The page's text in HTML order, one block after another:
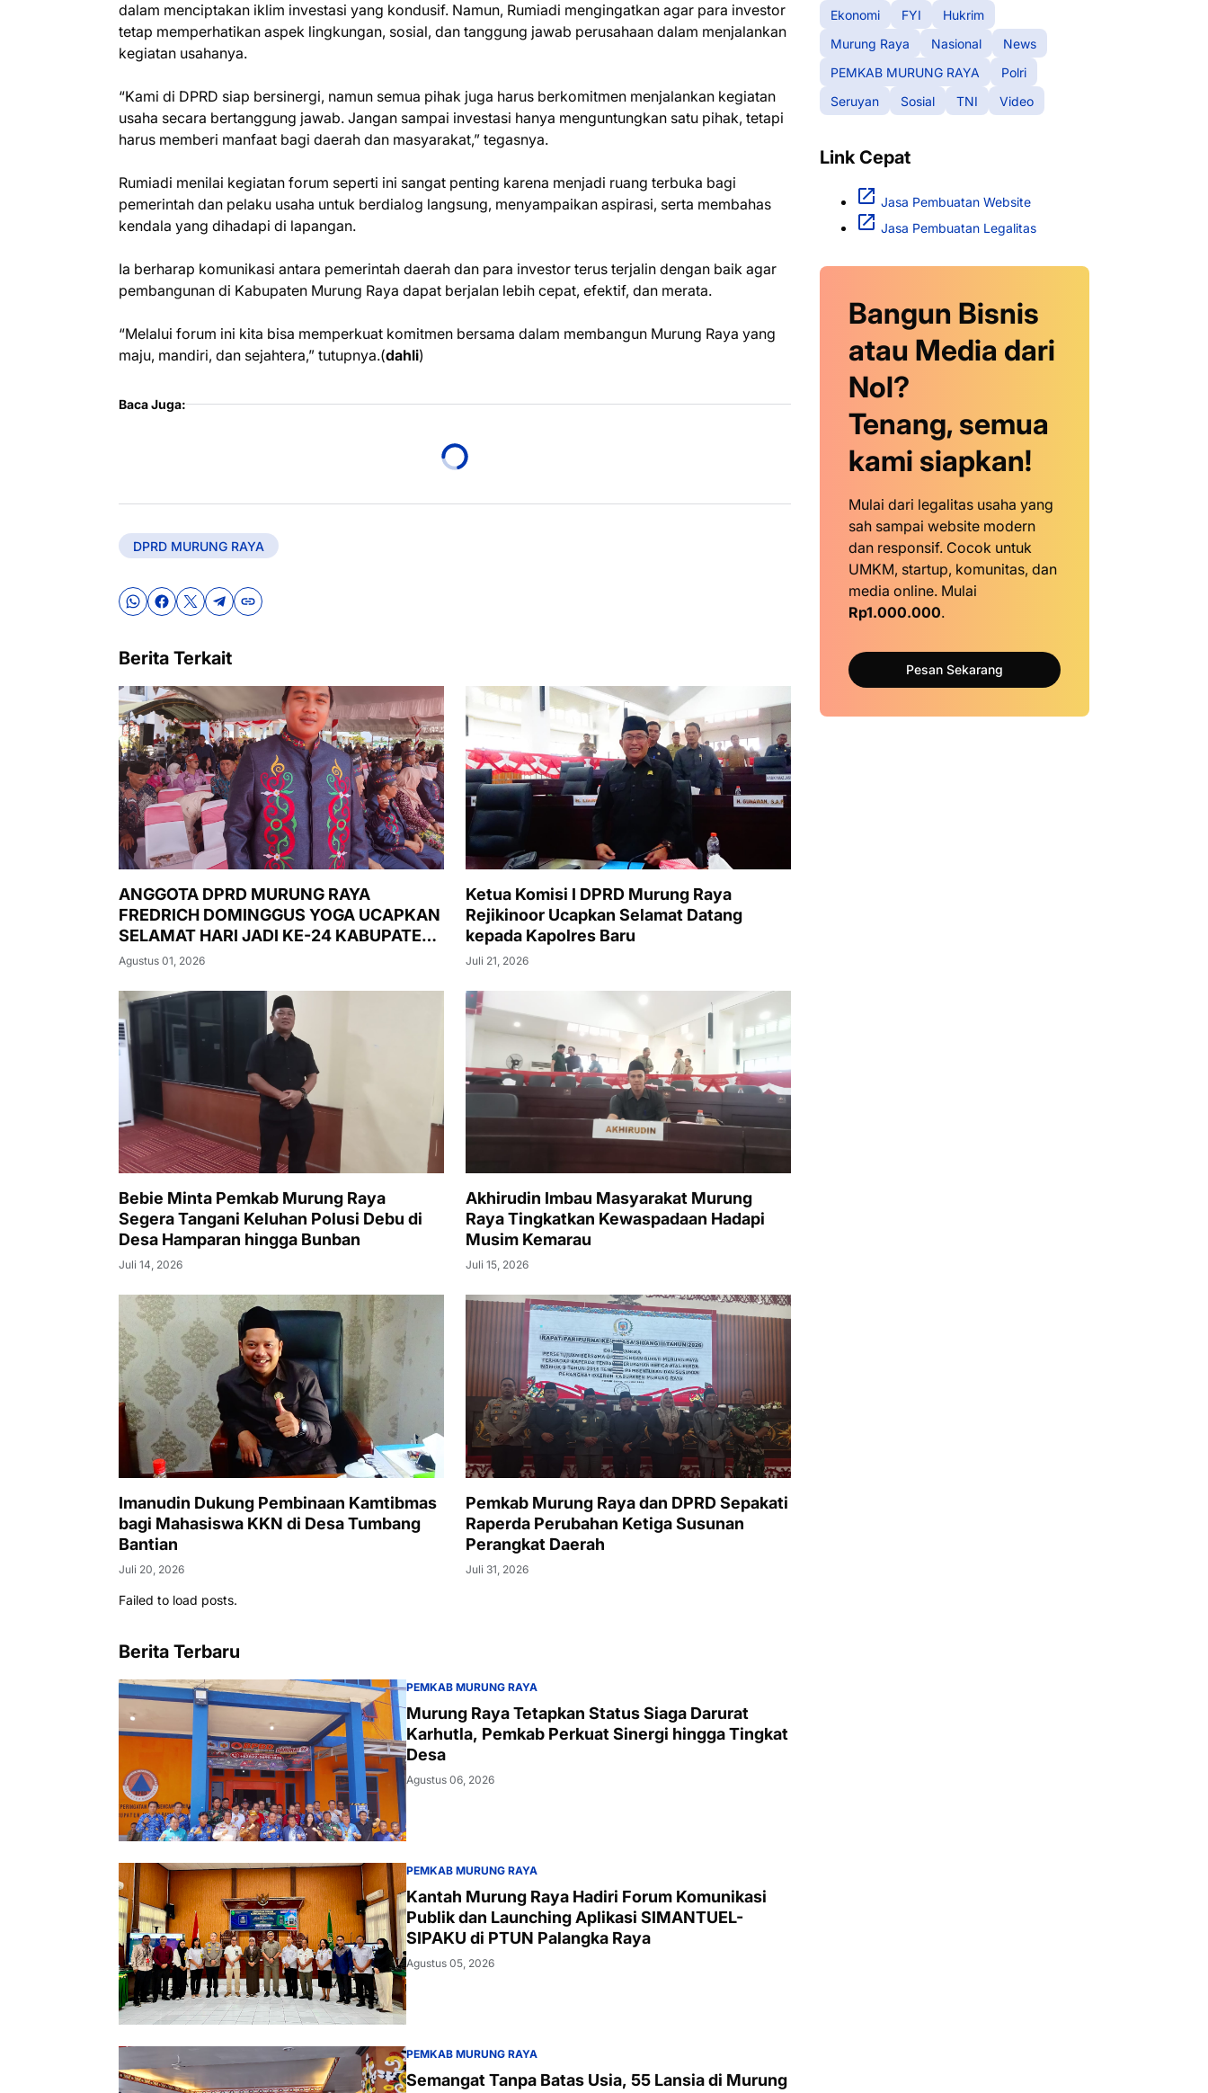
dalam menciptakan iklim investasi yang kondusif. Namun, Rumiadi mengingatkan agar para investor
tetap memperhatikan aspek lingkungan, sosial, dan tanggung jawab perusahaan dalam menjalankan
kegiatan usahanya.
“Kami di DPRD siap bersinergi, namun semua pihak juga harus berkomitmen menjalankan kegiatan
usaha secara bertanggung jawab. Jangan sampai investasi hanya menguntungkan satu pihak, tetapi
harus memberi manfaat bagi daerah dan masyarakat,” tegasnya.
Rumiadi menilai kegiatan forum seperti ini sangat penting karena menjadi ruang terbuka bagi
pemerintah dan pelaku usaha untuk berdialog langsung, menyampaikan aspirasi, serta membahas
kendala yang dihadapi di lapangan.
Ia berharap komunikasi antara pemerintah daerah dan para investor terus terjalin dengan baik agar
pembangunan di Kabupaten Murung Raya dapat berjalan lebih cepat, efektif, dan merata.
“Melalui forum ini kita bisa memperkuat komitmen bersama dalam membangun Murung Raya yang
maju, mandiri, dan sejahtera,” tutupnya.(dahli)
Baca Juga:
DPRD MURUNG RAYA
Berita Terkait
ANGGOTA DPRD MURUNG RAYA
FREDRICH DOMINGGUS YOGA UCAPKAN
SELAMAT HARI JADI KE-24 KABUPATEN
MURUNG RAYA
Agustus 01, 2026
Ketua Komisi I DPRD Murung Raya
Rejikinoor Ucapkan Selamat Datang
kepada Kapolres Baru
Juli 21, 2026
Bebie Minta Pemkab Murung Raya
Segera Tangani Keluhan Polusi Debu di
Desa Hamparan hingga Bunban
Juli 14, 2026
Akhirudin Imbau Masyarakat Murung
Raya Tingkatkan Kewaspadaan Hadapi
Musim Kemarau
Juli 15, 2026
Imanudin Dukung Pembinaan Kamtibmas
bagi Mahasiswa KKN di Desa Tumbang
Bantian
Juli 20, 2026
Pemkab Murung Raya dan DPRD Sepakati
Raperda Perubahan Ketiga Susunan
Perangkat Daerah
Juli 31, 2026
Failed to load posts.
Berita Terbaru
PEMKAB MURUNG RAYA
Murung Raya Tetapkan Status Siaga Darurat
Karhutla, Pemkab Perkuat Sinergi hingga Tingkat
Desa
Agustus 06, 2026
PEMKAB MURUNG RAYA
Kantah Murung Raya Hadiri Forum Komunikasi
Publik dan Launching Aplikasi SIMANTUEL-
SIPAKU di PTUN Palangka Raya
Agustus 05, 2026
PEMKAB MURUNG RAYA
Semangat Tanpa Batas Usia, 55 Lansia di Murung
Ekonomi
FYI
Hukrim
Murung Raya
Nasional
News
PEMKAB MURUNG RAYA
Polri
Seruyan
Sosial TNI Video
Link Cepat
Jasa Pembuatan Website
Jasa Pembuatan Legalitas
Bangun Bisnis
atau Media dari
Nol?
Tenang, semua
kami siapkan!
Mulai dari legalitas usaha yang
sah sampai website modern
dan responsif. Cocok untuk
UMKM, startup, komunitas, dan
media online. Mulai
Rp1.000.000.
Pesan Sekarang